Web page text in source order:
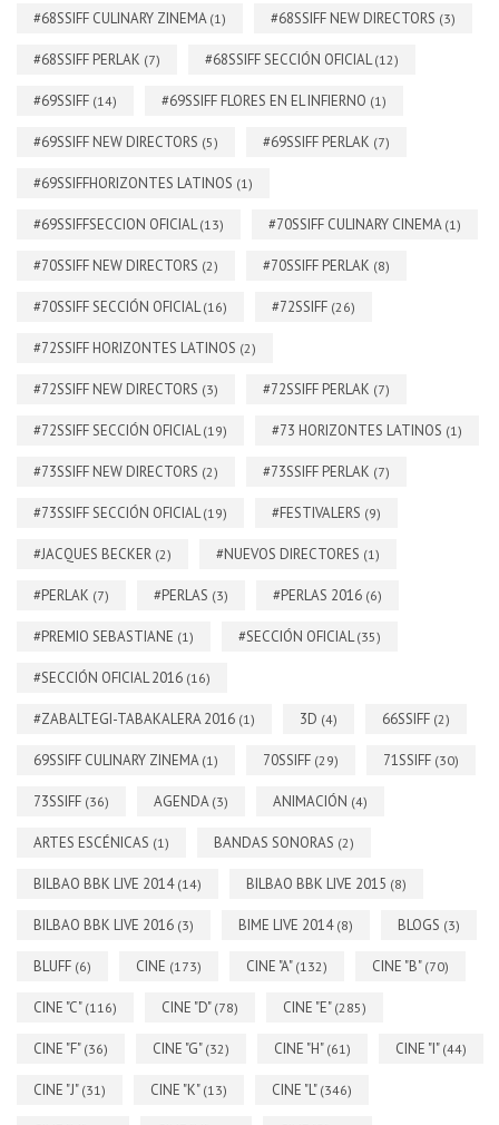
#68SSIFF CULINARY ZINEMA (1) #68SSIFF NEW DIRECTORS (3)
#68SSIFF PERLAK (7) #68SSIFF SECCIÓN OFICIAL(12)
#69SSIFF (14) #69SSIFF FLORES EN EL INFIERNO (1)
#69SSIFF NEW DIRECTORS (5) #69SSIFF PERLAK (7)
#69SSIFFHORIZONTES LATINOS (1)
#69SSIFFSECCION OFICIAL(13) #70SSIFF CULINARY CINEMA (1)
#70SSIFF NEW DIRECTORS (2) #70SSIFF PERLAK (8)
#70SSIFF SECCIÓN OFICIAL(16) #72SSIFF (26)
#72SSIFF HORIZONTES LATINOS (2)
#72SSIFF NEW DIRECTORS (3) #72SSIFF PERLAK (7)
#72SSIFF SECCIÓN OFICIAL(19) #73 HORIZONTES LATINOS (1)
#73SSIFF NEW DIRECTORS (2) #73SSIFF PERLAK (7)
#73SSIFF SECCIÓN OFICIAL(19) #FESTIVALERS (9)
#JACQUES BECKER (2) #NUEVOS DIRECTORES (1)
#PERLAK (7) #PERLAS (3) #PERLAS 2016 (6)
#PREMIO SEBASTIANE (1) #SECCIÓN OFICIAL(35)
#SECCIÓN OFICIAL 2016 (16)
#ZABALTEGI-TABAKALERA 2016 (1) 3D (4) 66SSIFF (2)
69SSIFF CULINARY ZINEMA (1) 70SSIFF (29) 71SSIFF (30)
73SSIFF (36) AGENDA (3) ANIMACIÓN (4)
ARTES ESCÉNICAS (1) BANDAS SONORAS (2)
BILBAO BBK LIVE 2014 (14) BILBAO BBK LIVE 2015 (8)
BILBAO BBK LIVE 2016 (3) BIME LIVE 2014 (8) BLOGS (3)
BLUFF (6) CINE (173) CINE "A" (132) CINE "B" (70)
CINE "C" (116) CINE "D" (78) CINE "E" (285)
CINE "F" (36) CINE "G" (32) CINE "H" (61) CINE "I" (44)
CINE "J" (31) CINE "K" (13) CINE "L" (346)